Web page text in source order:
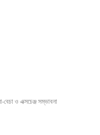
বেচা ও এক্সচেঞ্জ সম্ভাবনা